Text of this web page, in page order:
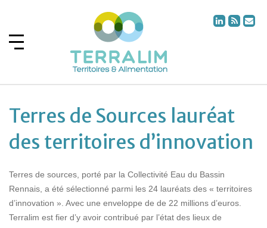
Terres de Sources lauréat
des territoires d’innovation
Terres de sources, porté par la Collectivité Eau du Bassin
Rennais, a été sélectionné parmi les 24 lauréats des « territoires
d’innovation ». Avec une enveloppe de de 22 millions d’euros.
Terralim est fier d’y avoir contribué par l’état des lieux de